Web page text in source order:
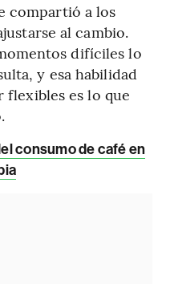
compartió a los
al cambio.
difíciles lo
y esa habilidad
flexibles es lo que
consumo de café en